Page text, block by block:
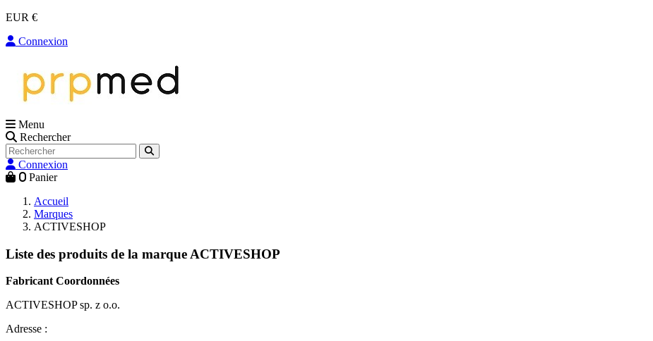
EUR €
Connexion
Menu
Rechercher
Connexion
0 Panier
Accueil
Marques
ACTIVESHOP
Liste des produits de la marque ACTIVESHOP
Fabricant Coordonnées
ACTIVESHOP sp. z o.o.
Adresse :